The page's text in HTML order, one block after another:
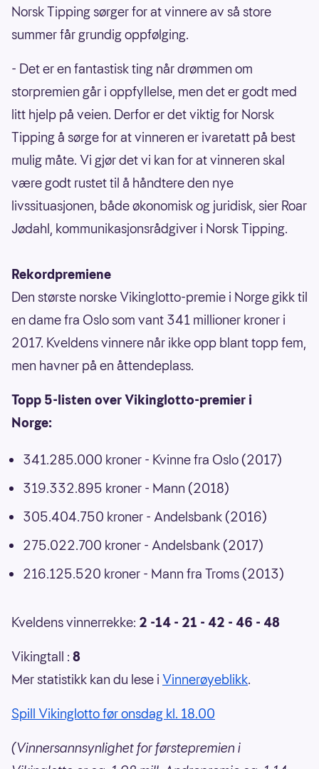
Norsk Tipping sørger for at vinnere av så store
summer får grundig oppfølging.
- Det er en fantastisk ting når drømmen om
storpremien går i oppfyllelse, men det er godt med
litt hjelp på veien. Derfor er det viktig for Norsk
Tipping å sørge for at vinneren er ivaretatt på best
mulig måte. Vi gjør det vi kan for at vinneren skal
være godt rustet til å håndtere den nye
livssituasjonen, både økonomisk og juridisk, sier Roar
Jødahl, kommunikasjonsrådgiver i Norsk Tipping.
Rekordpremiene
Den største norske Vikinglotto-premie i Norge gikk til
en dame fra Oslo som vant 341 millioner kroner i
2017. Kveldens vinnere når ikke opp blant topp fem,
men havner på en åttendeplass.
Topp 5-listen over Vikinglotto-premier i
Norge:
341.285.000 kroner - Kvinne fra Oslo (2017)
319.332.895 kroner - Mann (2018)
305.404.750 kroner - Andelsbank (2016)
275.022.700 kroner - Andelsbank (2017)
216.125.520 kroner - Mann fra Troms (2013)
Kveldens vinnerrekke: 2 -14 - 21 - 42 - 46 - 48
Vikingtall : 8
Mer statistikk kan du lese i Vinnerøyeblikk.
Spill Vikinglotto før onsdag kl. 18.00
(Vinnersannsynlighet for førstepremien i